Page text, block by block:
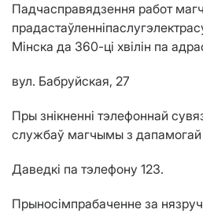
Падчасправядзення работ
Мінска да 360-ці хвілін па
вул. Бабруйская, 27
Пры знікненні тэлефоннай
службаў магчымы з дапамогай
Даведкі па тэлефону 123.
Прыносiмпрабаченне за